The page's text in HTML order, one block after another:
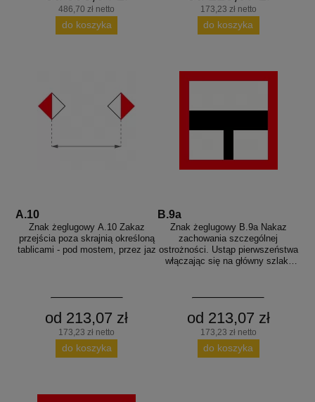
486,70 zł netto
do koszyka
173,23 zł netto
do koszyka
A.10
Znak żeglugowy A.10 Zakaz
przejścia poza skrajnią określoną
tablicami - pod mostem, przez jaz
od 213,07 zł
173,23 zł netto
do koszyka
B.9a
Znak żeglugowy B.9a Nakaz
zachowania szczególnej
ostrożności. Ustąp pierwszeństwa
włączając się na główny szlak,
od 213,07 zł
173,23 zł netto
do koszyka